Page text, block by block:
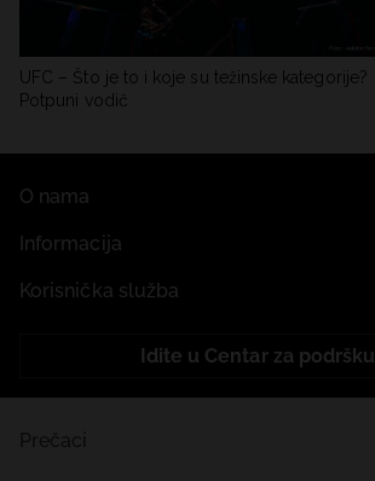
UFC – Što je to i koje su težinske kategorije?
Potpuni vodič
O nama
Informacija
Korisnička služba
Idite u Centar za podršku